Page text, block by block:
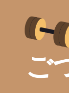
ご